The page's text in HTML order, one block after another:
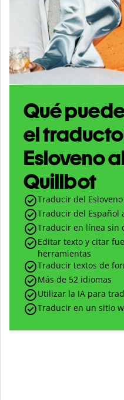
Qué
el
Esloveno
Quillbot
Traducir del
Traducir del Español
Traducir en línea sin
Editar texto y citar
herramientas
Traducir textos de
Más de 52 idiomas
Utilizar la IA para
Traducir en un sitio